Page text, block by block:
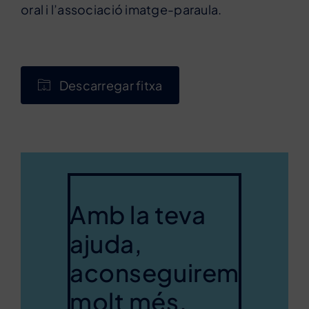
oral i l’associació imatge-paraula.
Descarregar fitxa
Amb la teva
ajuda,
aconseguirem
molt més.